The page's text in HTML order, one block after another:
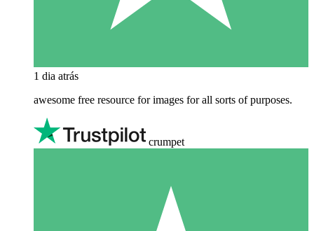
1 dia atrás
awesome free resource for images for all sorts of purposes.
crumpet